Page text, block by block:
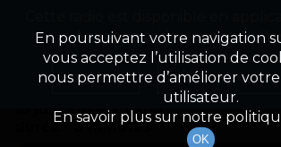
Détails De L'épisode
13 juin 2024
à 15h15
durée : 6 minutes
En poursuivant votre navigation
vous acceptez l’utilisation de
nous permettre d’améliorer
utilisateur.
En savoir plus sur notre
OK
Appuyez ci-dessous pour
Non merci Télécharger